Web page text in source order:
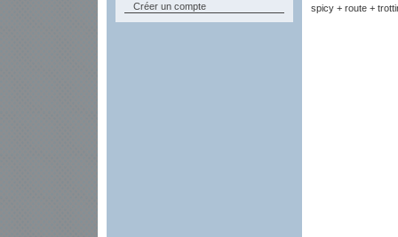
Créer un compte
spicy + route +